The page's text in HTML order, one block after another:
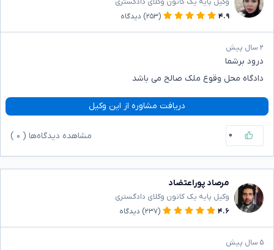
۴.۹
(۲۵۳) دیدگاه
۲ سال پیش
درود بر‌شما
دادگاه محل وقوع ملک صالح می باشد
دریافت مشاوره از این وکیل
۰ مشاهده دیدگاه‌ها ( ۰
مرصاد پوراعتضاد
وکیل پایه یک کانون وکلای دادگستری
۴.۶
(۲۳۷) دیدگاه
۵ سال پیش